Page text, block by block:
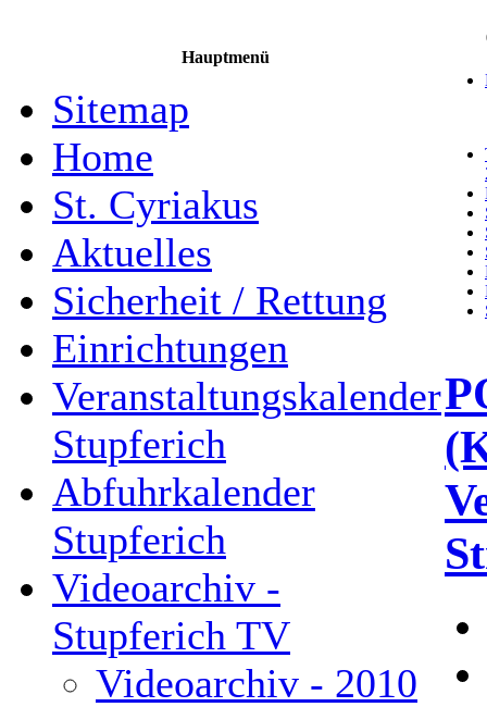
Hauptmenü
Sitemap
Home
St. Cyriakus
Aktuelles
Sicherheit / Rettung
Einrichtungen
Veranstaltungskalender
Stupferich
Abfuhrkalender
Stupferich
Videoarchiv -
Stupferich TV
Videoarchiv - 2010